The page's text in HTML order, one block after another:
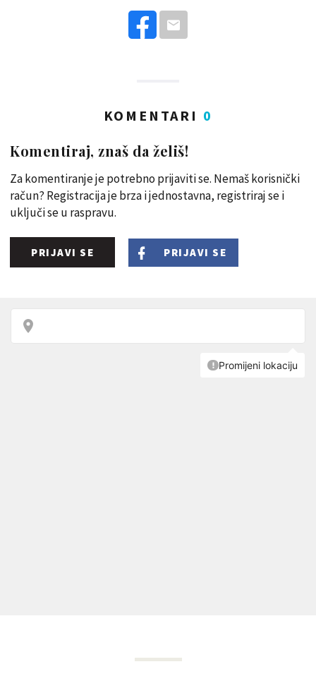
KOMENTARI 0
Komentiraj, znaš da želiš!
Za komentiranje je potrebno prijaviti se. Nemaš korisnički
račun? Registracija je brza i jednostavna, registriraj se i
uključi se u raspravu.
PRIJAVI SE PRIJAVI SE